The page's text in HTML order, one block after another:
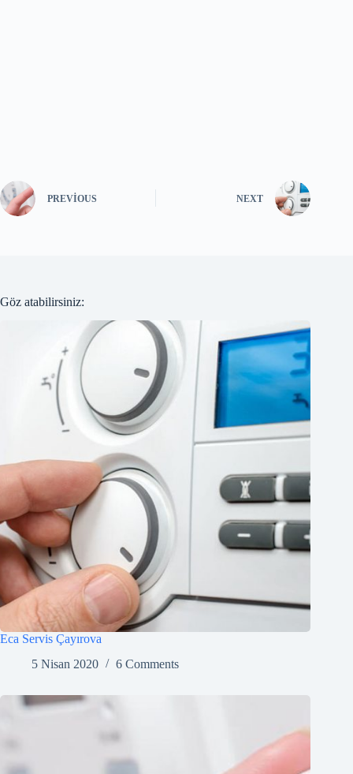
PREVIOUS NEXT
Göz atabilirsiniz:
Eca Servis Çayırova
5 Nisan 2020
6 Comments